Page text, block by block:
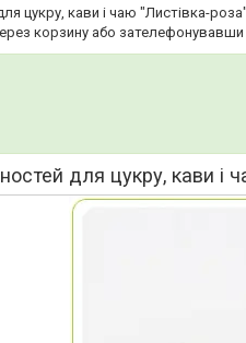
цукру, кави і чаю "Листівка-
корзину або
для цукру, кави і